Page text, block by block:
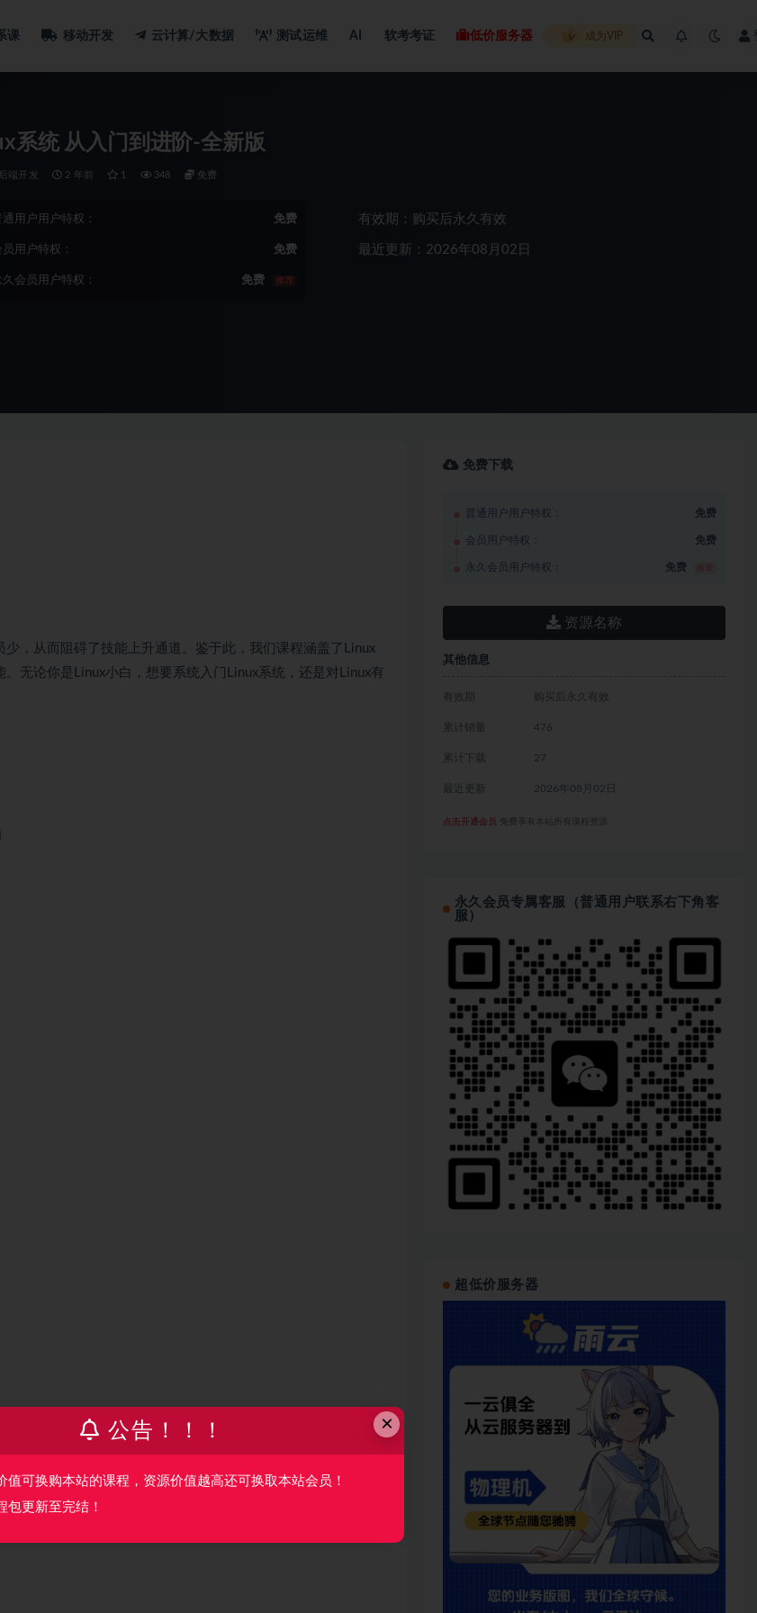
课 移动开发 云计算/大数据 测试运维 AI 软考考证 低价服务器 成为VIP
系统 从入门到进阶-全新版
后端开发 2 年前 1 348 免费
通用户用户特权： 免费
员用户特权： 免费
久会员用户特权： 免费 推荐
有效期：购买后永久有效
最近更新：2026年08月02日
，从而阻碍了技能上升通道。鉴于此，我们课程涵盖了Linux
无论你是Linux小白，想要系统入门Linux系统，还是对Linux有
免费下载
普通用户用户特权： 免费
会员用户特权： 免费
永久会员用户特权： 免费
资源名称
其他信息
有效期 购买后永久有效
累计销量 476
累计下载 27
最近更新 2026年08月02日
点击开通会员 免费享有本站所有课程资源
永久会员专属客服（普通用户联系右下角客
服）
超低价服务器
×
公告！！！
值可换购本站的课程，资源价值越高还可换取本站会员！
包更新至完结！